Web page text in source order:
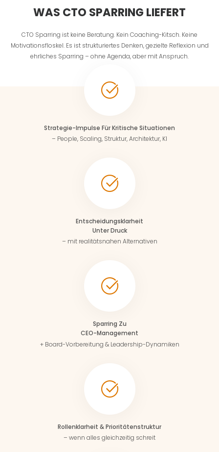
WAS CTO SPARRING LIEFERT
CTO Sparring ist keine Beratung. Kein Coaching-Kitsch. Keine
Motivationsfloskel. Es ist strukturiertes Denken, gezielte Reflexion und
ehrliches Sparring – ohne Agenda, aber mit Anspruch.
Strategie-Impulse Für Kritische Situationen
– People, Scaling, Struktur, Architektur, KI
Entscheidungsklarheit
Unter Druck
– mit realitätsnahen Alternativen
Sparring Zu
CEO-Management
+ Board-Vorbereitung & Leadership-Dynamiken
Rollenklarheit & Prioritätenstruktur
– wenn alles gleichzeitig schreit